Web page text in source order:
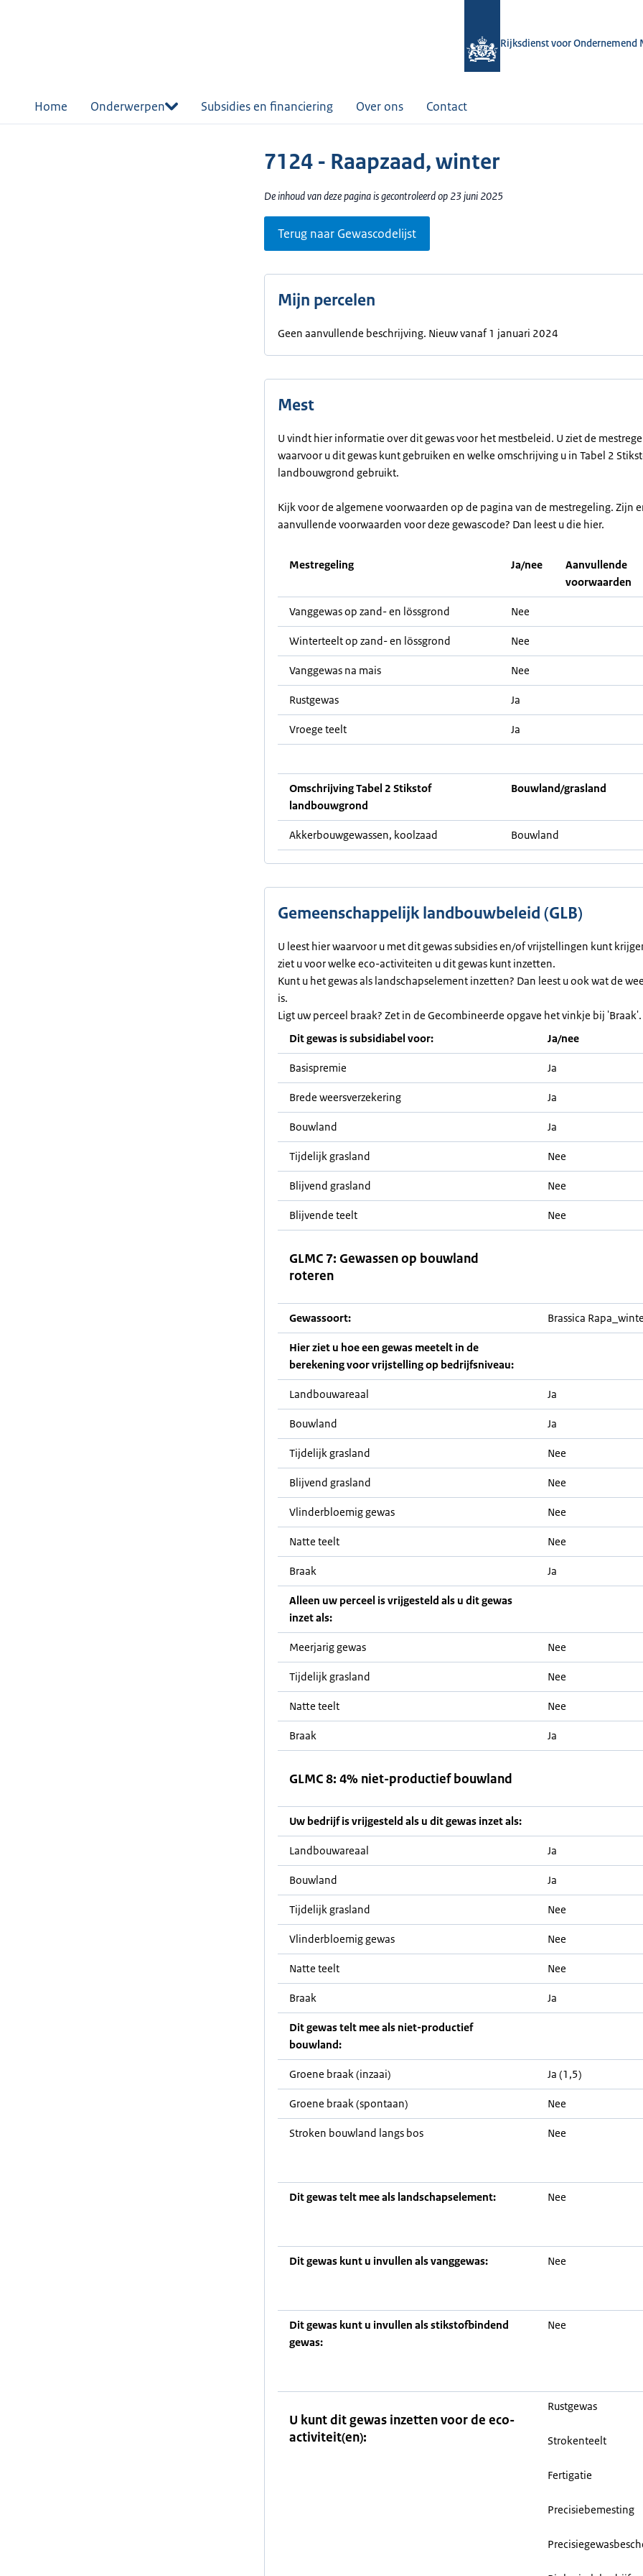
Rijksdienst voor Ondernemend
Home Onderwerpen Subsidies en financiering Over ons Contact
7124 - Raapzaad, winter
De inhoud van deze pagina is gecontroleerd op 23 juni 2025
Terug naar Gewascodelijst
Mijn percelen
Geen aanvullende beschrijving. Nieuw vanaf 1 januari 2024
Mest
U vindt hier informatie over dit gewas voor het mestbeleid. U ziet de
waarvoor u dit gewas kunt gebruiken en welke omschrijving u in Tabel 2
landbouwgrond gebruikt.
Kijk voor de algemene voorwaarden op de pagina van de mestregeling. Zijn
aanvullende voorwaarden voor deze gewascode? Dan leest u die hier.
Mestregeling Ja/nee
Aanvullende
voorwaarden
Vanggewas op zand- en lössgrond Nee
Winterteelt op zand- en lössgrond Nee
Vanggewas na mais Nee
Rustgewas Ja
Vroege teelt Ja
Omschrijving Tabel 2 Stikstof
landbouwgrond
Bouwland/grasland
Akkerbouwgewassen, koolzaad Bouwland
Gemeenschappelijk landbouwbeleid (GLB)
U leest hier waarvoor u met dit gewas subsidies en/of vrijstellingen kunt
ziet u voor welke eco-activiteiten u dit gewas kunt inzetten.
Kunt u het gewas als landschapselement inzetten? Dan leest u ook wat de
is.
Ligt uw perceel braak? Zet in de Gecombineerde opgave het vinkje bij 'Braak'.
Dit gewas is subsidiabel voor:
Ja/nee
Basispremie Ja
Brede weersverzekering Ja
Bouwland Ja
Tijdelijk grasland Nee
Blijvend grasland Nee
Blijvende teelt Nee
GLMC 7: Gewassen op bouwland
roteren
Gewassoort: Brassica
Hier ziet u hoe een gewas meetelt in de
berekening voor vrijstelling op bedrijfsniveau:
Landbouwareaal Ja
Bouwland Ja
Tijdelijk grasland Nee
Blijvend grasland Nee
Vlinderbloemig gewas Nee
Natte teelt Nee
Braak Ja
Alleen uw perceel is vrijgesteld als u dit gewas
inzet als:
Meerjarig gewas Nee
Tijdelijk grasland Nee
Natte teelt Nee
Braak Ja
GLMC 8: 4% niet-productief bouwland
Uw bedrijf is vrijgesteld als u dit gewas inzet als:
Landbouwareaal Ja
Bouwland Ja
Tijdelijk grasland Nee
Vlinderbloemig gewas Nee
Natte teelt Nee
Braak Ja
Dit gewas telt mee als niet-productief
bouwland:
Groene braak (inzaai) Ja (1,5)
Groene braak (spontaan) Nee
Stroken bouwland langs bos Nee
Dit gewas telt mee als landschapselement: Nee
Dit gewas kunt u invullen als vanggewas: Nee
Dit gewas kunt u invullen als stikstofbindend
gewas:
Nee
U kunt dit gewas inzetten voor de eco-
activiteit(en):
Rustgewas
Strokenteelt
Fertigatie
Precisiebemesting